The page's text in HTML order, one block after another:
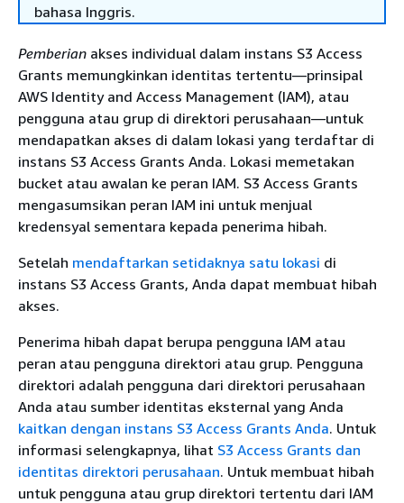
bahasa Inggris.
Pemberian akses individual dalam instans S3 Access
Grants memungkinkan identitas tertentu—prinsipal
AWS Identity and Access Management (IAM), atau
pengguna atau grup di direktori perusahaan—untuk
mendapatkan akses di dalam lokasi yang terdaftar di
instans S3 Access Grants Anda. Lokasi memetakan
bucket atau awalan ke peran IAM. S3 Access Grants
mengasumsikan peran IAM ini untuk menjual
kredensyal sementara kepada penerima hibah.
Setelah mendaftarkan setidaknya satu lokasi di
instans S3 Access Grants, Anda dapat membuat hibah
akses.
Penerima hibah dapat berupa pengguna IAM atau
peran atau pengguna direktori atau grup. Pengguna
direktori adalah pengguna dari direktori perusahaan
Anda atau sumber identitas eksternal yang Anda
kaitkan dengan instans S3 Access Grants Anda. Untuk
informasi selengkapnya, lihat S3 Access Grants dan
identitas direktori perusahaan. Untuk membuat hibah
untuk pengguna atau grup direktori tertentu dari IAM